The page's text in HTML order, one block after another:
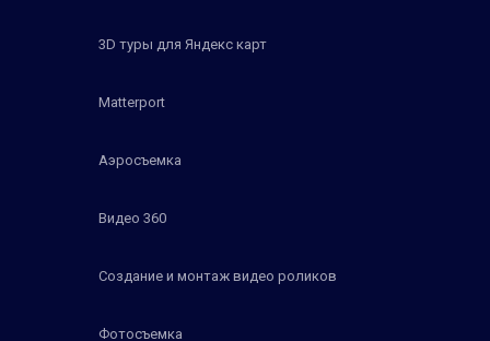
3D туры для Яндекс карт
Matterport
Аэросъемка
Видео 360
Создание и монтаж видео роликов
Фотосъемка